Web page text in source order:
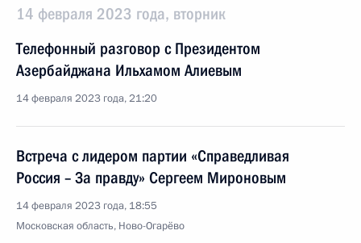
14 февраля 2023 года, вторник
Телефонный разговор с Президентом
Азербайджана Ильхамом Алиевым
14 февраля 2023 года, 21:20
Встреча с лидером партии «Справедливая
Россия – За правду» Сергеем Мироновым
14 февраля 2023 года, 18:55
Московская область, Ново-Огарёво